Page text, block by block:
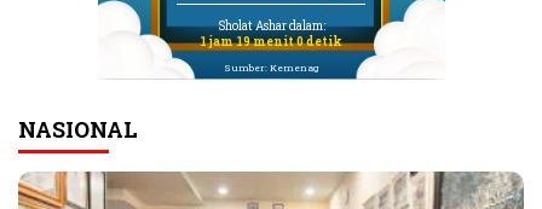
Sholat Ashar dalam:
1 jam 18 menit 59 detik
Sumber: Kemenag
NASIONAL